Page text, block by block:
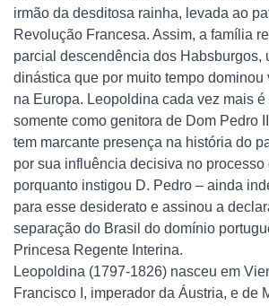
irmão da desditosa rainha, levada ao
Revolução Francesa. Assim, a família
parcial descendência dos Habsburgos,
dinástica que por muito tempo
na Europa. Leopoldina cada vez mais
somente como genitora de Dom Pedro
tem marcante presença na história do
por sua influência decisiva no
porquanto instigou D. Pedro – ainda
para esse desiderato e assinou a
separação do Brasil do domínio
Princesa Regente Interina.
Leopoldina (1797-1826) nasceu em
Francisco I, imperador da Áustria, e de